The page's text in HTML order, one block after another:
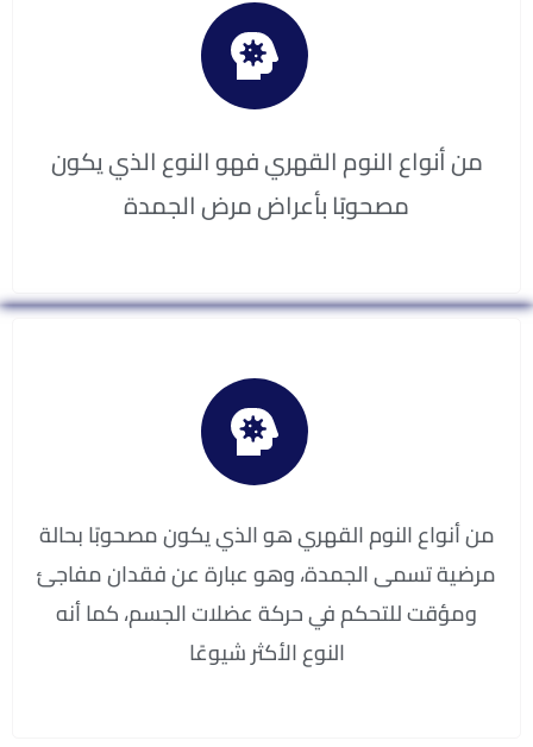
من أنواع النوم القهري فهو النوع الذي يكون
مصحوبًا بأعراض مرض الجمدة
من أنواع النوم القهري هو الذي يكون مصحوبًا بحالة
مرضية تسمى الجمدة، وهو عبارة عن فقدان مفاجئ
ومؤقت للتحكم في حركة عضلات الجسم، كما أنه
النوع الأكثر شيوعًا